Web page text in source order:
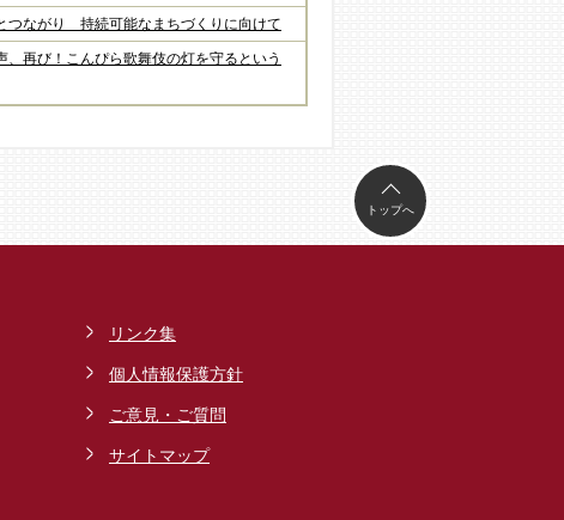
つながり 持続可能なまちづくりに向けて
、再び！こんぴら歌舞伎の灯を守るという
トップへ
リンク集
個人情報保護方針
ご意見・ご質問
サイトマップ